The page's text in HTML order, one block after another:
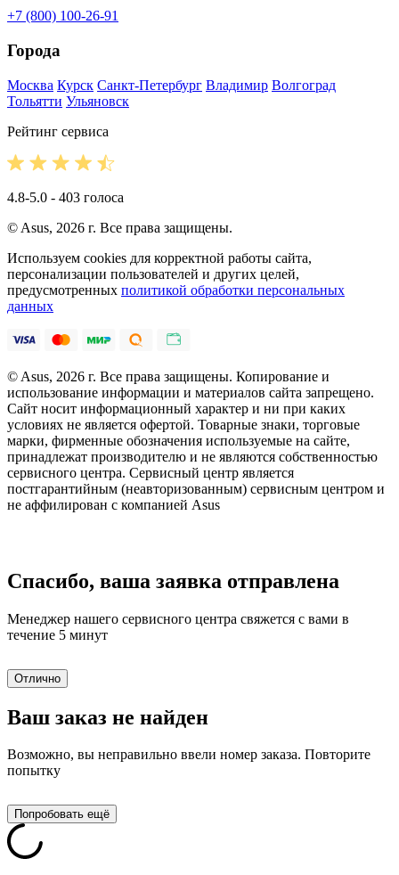
+7 (800) 100-26-91
Города
Москва Курск Санкт-Петербург Владимир Волгоград
Тольятти Ульяновск
Рейтинг сервиса
4.8-5.0 - 403 голоса
© Asus, 2026 г. Все права защищены.
Используем cookies для корректной работы сайта,
персонализации пользователей и других целей,
предусмотренных политикой обработки персональных
данных
© Asus, 2026 г. Все права защищены. Копирование и
использование информации и материалов сайта запрещено.
Сайт носит информационный характер и ни при каких
условиях не является офертой. Товарные знаки, торговые
марки, фирменные обозначения используемые на сайте,
принадлежат производителю и не являются собственностью
сервисного центра. Сервисный центр является
постгарантийным (неавторизованным) сервисным центром и
не аффилирован с компанией Asus
Спасибо, ваша заявка отправлена
Менеджер нашего сервисного центра свяжется с вами в
течение 5 минут
Отлично
Ваш заказ не найден
Возможно, вы неправильно ввели номер заказа. Повторите
попытку
Попробовать ещё